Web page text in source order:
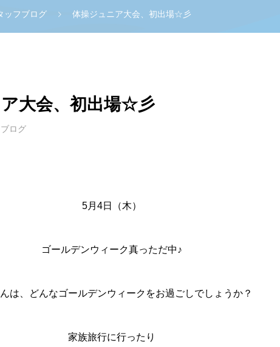
ッフブログ 体操ジュニア大会、初出場☆彡
大会、初出場☆彡
ログ
5月4日（木）
ゴールデンウィーク真っただ中♪
は、どんなゴールデンウィークをお過ごしでしょうか？
家族旅行に行ったり